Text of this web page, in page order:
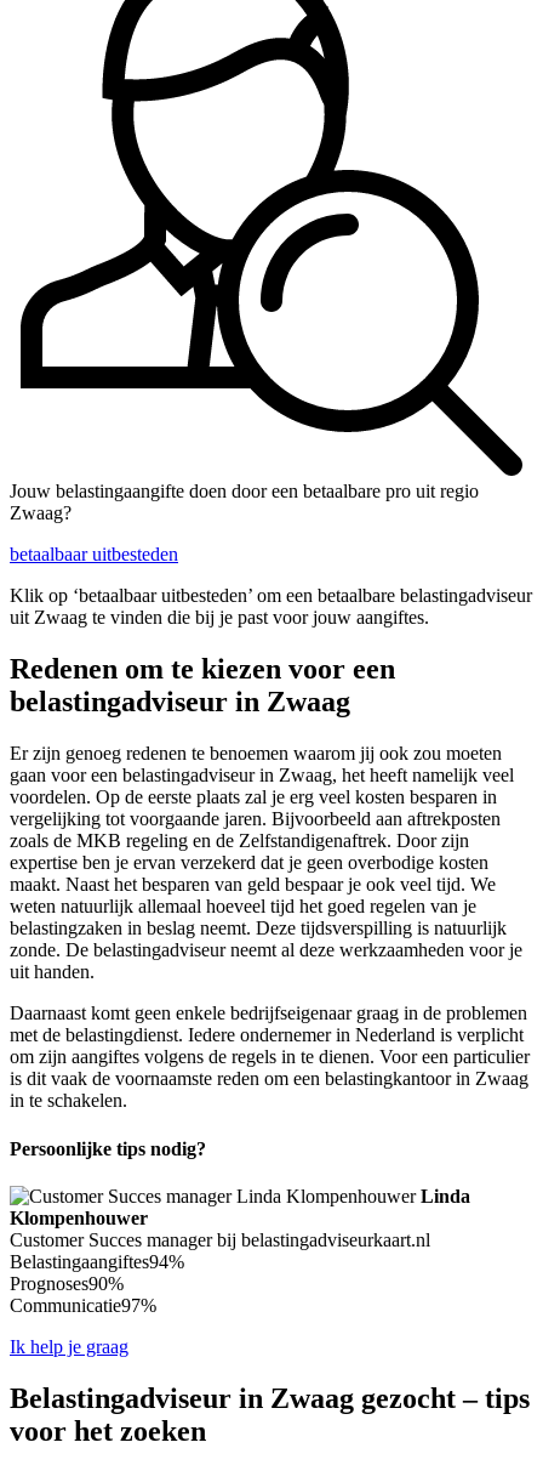
Jouw belastingaangifte doen door een betaalbare pro uit regio
Zwaag?
betaalbaar uitbesteden
Klik op ‘betaalbaar uitbesteden’ om een betaalbare belastingadviseur
uit Zwaag te vinden die bij je past voor jouw aangiftes.
Redenen om te kiezen voor een
belastingadviseur in Zwaag
Er zijn genoeg redenen te benoemen waarom jij ook zou moeten
gaan voor een belastingadviseur in Zwaag, het heeft namelijk veel
voordelen. Op de eerste plaats zal je erg veel kosten besparen in
vergelijking tot voorgaande jaren. Bijvoorbeeld aan aftrekposten
zoals de MKB regeling en de Zelfstandigenaftrek. Door zijn
expertise ben je ervan verzekerd dat je geen overbodige kosten
maakt. Naast het besparen van geld bespaar je ook veel tijd. We
weten natuurlijk allemaal hoeveel tijd het goed regelen van je
belastingzaken in beslag neemt. Deze tijdsverspilling is natuurlijk
zonde. De belastingadviseur neemt al deze werkzaamheden voor je
uit handen.
Daarnaast komt geen enkele bedrijfseigenaar graag in de problemen
met de belastingdienst. Iedere ondernemer in Nederland is verplicht
om zijn aangiftes volgens de regels in te dienen. Voor een particulier
is dit vaak de voornaamste reden om een belastingkantoor in Zwaag
in te schakelen.
Persoonlijke tips nodig?
Linda
Klompenhouwer
Customer Succes manager bij belastingadviseurkaart.nl
Belastingaangiftes94%
Prognoses90%
Communicatie97%
Ik help je graag
Belastingadviseur in Zwaag gezocht – tips
voor het zoeken